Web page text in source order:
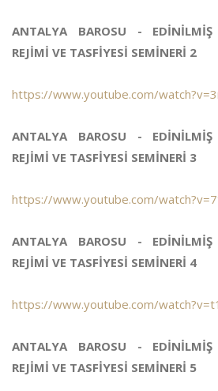
ANTALYA BAROSU -
REJİMİ VE TASFİYESİ SEMİNERİ 2
https://www.youtube.com/
ANTALYA BAROSU -
REJİMİ VE TASFİYESİ SEMİNERİ 3
https://www.youtube.com/
ANTALYA BAROSU -
REJİMİ VE TASFİYESİ SEMİNERİ 4
https://www.youtube.com/
ANTALYA BAROSU -
REJİMİ VE TASFİYESİ SEMİNERİ 5